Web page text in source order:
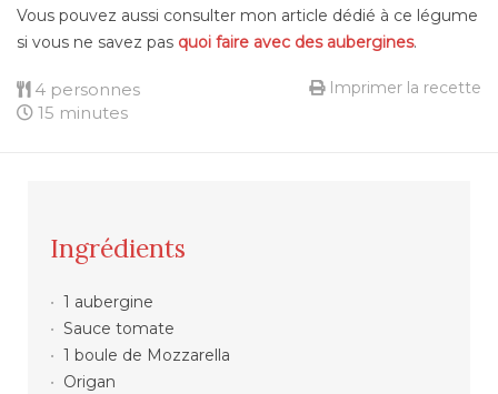
Vous pouvez aussi consulter mon article dédié à ce légume
si vous ne savez pas quoi faire avec des aubergines.
4 personnes
15 minutes
Imprimer la recette
Ingrédients
1 aubergine
Sauce tomate
1 boule de Mozzarella
Origan